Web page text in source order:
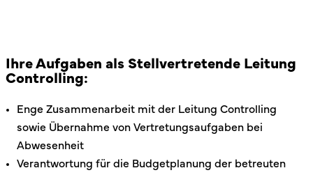
Ihre Aufgaben als Stellvertretende Leitung
Controlling:
Enge Zusammenarbeit mit der Leitung Controlling
sowie Übernahme von Vertretungsaufgaben bei
Abwesenheit
Verantwortung für die Budgetplanung der betreuten